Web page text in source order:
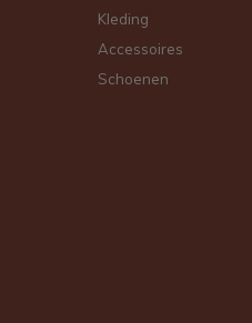
Kleding
Accessoires
Schoenen